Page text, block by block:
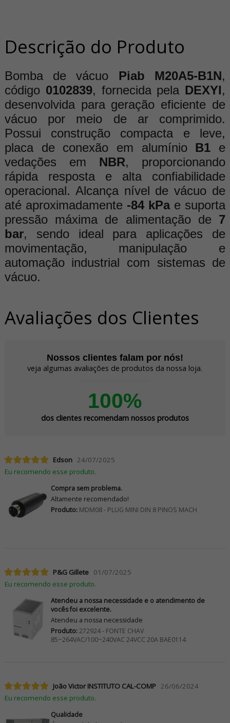
Descrição do Produto
Bomba de vácuo Piab M20A5-B1N,
código 0102839, fornecida pela DEXYI,
desenvolvida para geração eficiente de
vácuo por meio de ar comprimido.
Possui construção compacta e leve,
placa de conexão em alumínio B1 e
vedações em NBR, proporcionando
rápida resposta e alta confiabilidade
operacional. Alcança nível de vácuo de
até aproximadamente -84 kPae suporta
pressão máxima de alimentação de 7
bar, sendo ideal para aplicações de
movimentação, manipulação e
automação industrial com sistemas de
vácuo.
Avaliações dos Clientes
Nossos clientes falam por nós!
veja algumas avaliações de produtos da nossa loja.
100%
dos clientes recomendam nossos produtos
Edson 24/07/2025
Eu recomendo esse produto.
Compra sem problema.
Altamente recomendado!
Produto:MDM08 - PLUG MINI DIN 8 PINOS MACH
P&G Gillete 01/07/2025
Eu recomendo esse produto.
Atendeu a nossa necessidade e o atendimento de
vocês foi excelente.
Atendeu a nossa necessidade
Produto:272924 - FONTE CHAV
85~264VAC/100~240VAC 24VCC 20A BAE0114
João Victor INSTITUTO CAL-COMP 26/06/2024
Eu recomendo esse produto.
Qualidade